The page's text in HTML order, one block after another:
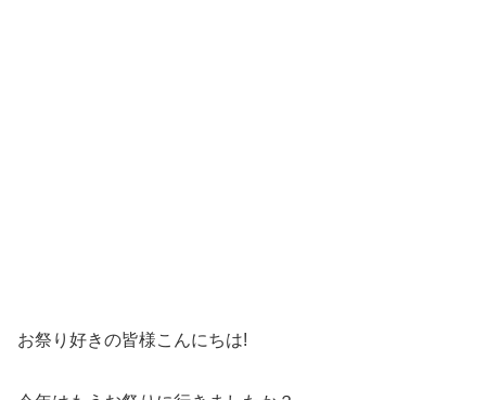
お祭り好きの皆様こんにちは!